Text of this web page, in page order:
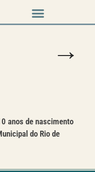
→
anos de nascimento
do Rio de